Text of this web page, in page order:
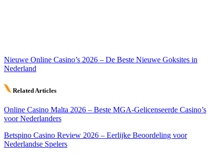
Nieuwe Online Casino’s 2026 – De Beste Nieuwe Goksites in
Nederland
Related Articles
Online Casino Malta 2026 – Beste MGA-Gelicenseerde Casino’s
voor Nederlanders
Betspino Casino Review 2026 – Eerlijke Beoordeling voor
Nederlandse Spelers